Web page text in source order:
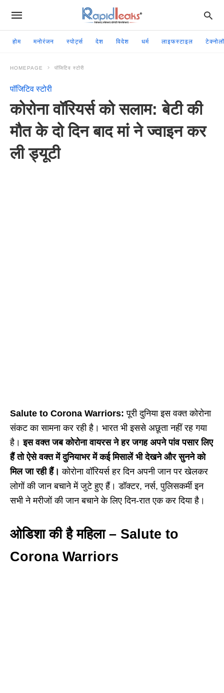
होम मनोरंजन स्पोर्ट्स देश विदेश धर्म लाइफस्टाइल
HOMEPAGE पॉजिटिव स्टोरी
पॉजिटिव स्टोरी
कोरोना वॉरियर्स को सलाम: बेटी की
मौत के दो दिन बाद मां ने ज्वाइन कर
ली ड्यूटी
Salute to Corona Warriors: पूरी दुनिया इस वक्त कोरोना
संकट का सामना कर रही है। भारत भी इससे अछूता नहीं रह गया
है।इस वक्त जब कोरोना वायरस ने हर जगह अपने पांव पसार लिए
हैं तो ऐसे वक्त में दुनियाभर में कई मिसालें भी देखने और सुनने को
मिल जा रही हैं। कोरोना वॉरियर्स हर दिन अपनी जान पर खेलकर
लोगों की जान बचाने में जुटे हुए हैं। डॉक्टर, नर्स, पुलिसकर्मी इन
सभी ने मरीजों की जान बचाने के लिए दिन-रात एक कर दिया है।
ओडिशा की है महिला – Salute to
Corona Warriors